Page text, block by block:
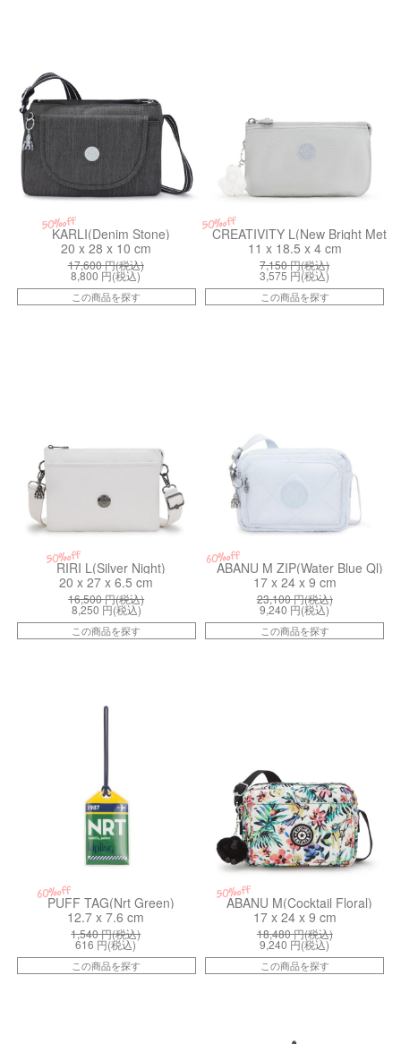
50%off
KARLI(Denim Stone)
20 x 28 x 10 cm
17,600円(税込)
8,800 円(税込)
この商品を探す
50%off
CREATIVITY L(New Bright Met)
11 x 18.5 x 4 cm
7,150円(税込)
3,575 円(税込)
この商品を探す
50%off
RIRI L(Silver Night)
20 x 27 x 6.5 cm
16,500円(税込)
8,250 円(税込)
この商品を探す
60%off
ABANU M ZIP(Water Blue Ql)
17 x 24 x 9 cm
23,100円(税込)
9,240 円(税込)
この商品を探す
60%off
PUFF TAG(Nrt Green)
12.7 x 7.6 cm
1,540円(税込)
616 円(税込)
この商品を探す
50%off
ABANU M(Cocktail Floral)
17 x 24 x 9 cm
18,480円(税込)
9,240 円(税込)
この商品を探す